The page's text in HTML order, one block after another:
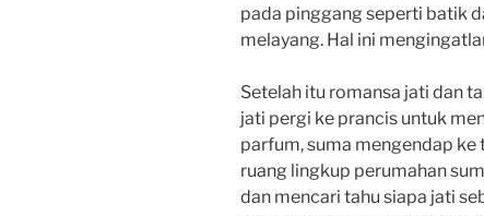
pada pinggang seperti batik
melayang. Hal ini
Setelah itu romansa jati dan
jati pergi ke prancis untuk
parfum, suma mengendap
ruang lingkup perumahan
dan mencari tahu siapa jati